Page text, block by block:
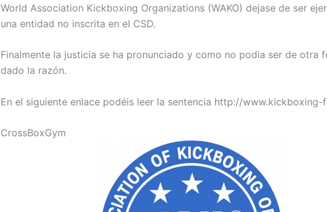
World Association Kickboxing Organizations (WAKO) dejase de ser
una entidad no inscrita en el CSD.
Finalmente la justicia se ha pronunciado y como no podia ser de otra
dado la razón.
En el siguiente enlace podéis leer la sentencia http://www.kickboxing-
CrossBoxGym